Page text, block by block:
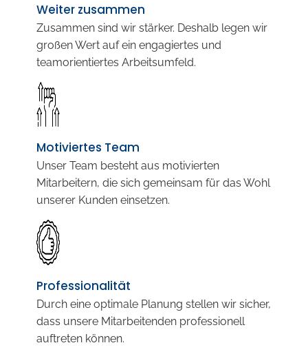
Weiter zusammen
Zusammen sind wir stärker. Deshalb legen wir
großen Wert auf ein engagiertes und
teamorientiertes Arbeitsumfeld.
Motiviertes Team
Unser Team besteht aus motivierten
Mitarbeitern, die sich gemeinsam für das Wohl
unserer Kunden einsetzen.
Professionalität
Durch eine optimale Planung stellen wir sicher,
dass unsere Mitarbeitenden professionell
auftreten können.